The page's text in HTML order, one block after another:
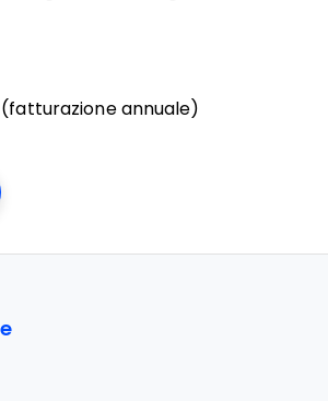
(fatturazione annuale)